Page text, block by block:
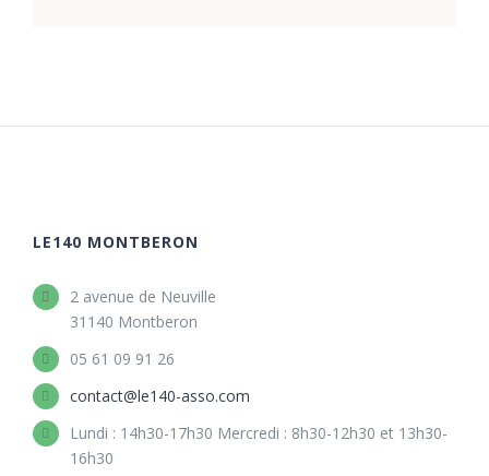
LE140 MONTBERON
2 avenue de Neuville
31140 Montberon
05 61 09 91 26
contact@le140-asso.com
Lundi : 14h30-17h30 Mercredi : 8h30-12h30 et 13h30-
16h30